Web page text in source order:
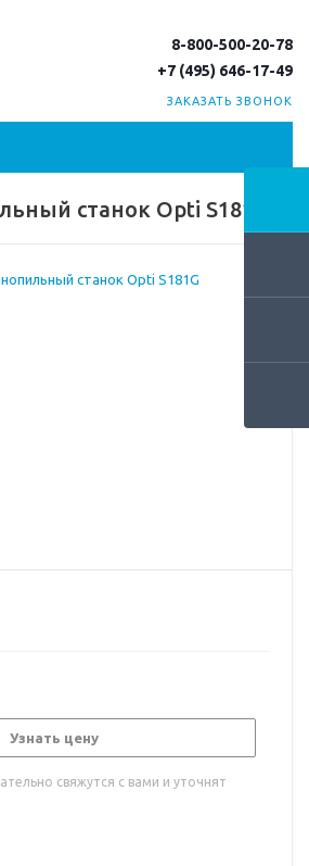
8-800-500-20-78
+7 (495) 646-17-49
ЗАКАЗАТЬ ЗВОНОК
станок Opti S181G
Узнать цену
свяжутся с вами и уточнят